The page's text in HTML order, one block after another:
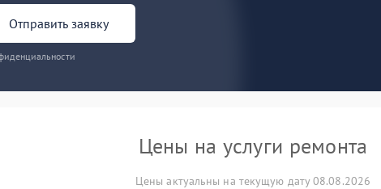
Отправить заявку
Цены на услуги ремонта
Цены актуальны на текущую дату 08.08.2026